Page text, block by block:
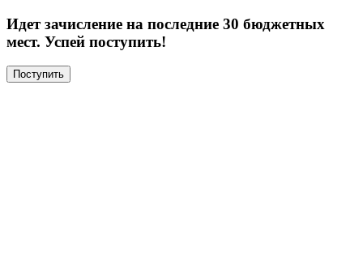
Идет зачисление на последние 30 бюджетных
мест. Успей поступить!
Поступить